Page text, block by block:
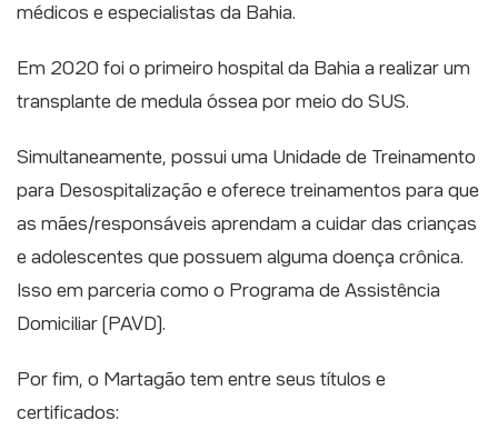
médicos e especialistas da Bahia.
Em 2020 foi o primeiro hospital da Bahia a realizar um
transplante de medula óssea por meio do SUS.
Simultaneamente, possui uma Unidade de Treinamento
para Desospitalização e oferece treinamentos para que
as mães/responsáveis aprendam a cuidar das crianças
e adolescentes que possuem alguma doença crônica.
Isso em parceria como o Programa de Assistência
Domiciliar (PAVD).
Por fim, o Martagão tem entre seus títulos e
certificados: